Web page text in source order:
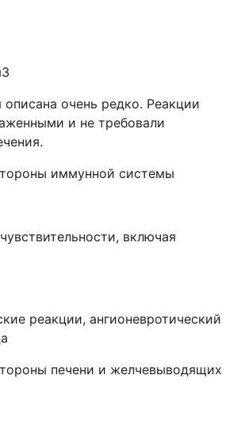
описана очень редко. Реакции
и не требовали
иммунной системы
включая
реакции, ангионевротический
печени и желчевыводящих